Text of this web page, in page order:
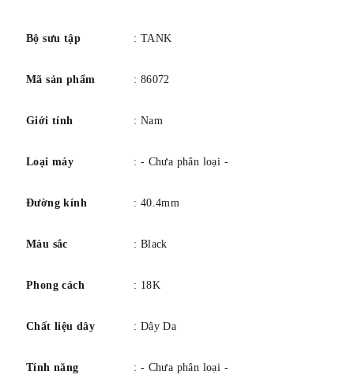
Không thấm nước 20m/65,6ft
Chất liệu dây đeo Da cá sấu/da cá sấu
Sự chuyển động
Gió thủ công
Bộ sưu tập : TANK
Mã sản phẩm : 86072
Giới tính : Nam
Loại máy : - Chưa phân loại -
Đường kính : 40.4mm
Màu sắc : Black
Phong cách : 18K
Chất liệu dây : Dây Da
Tính năng : - Chưa phân loại -